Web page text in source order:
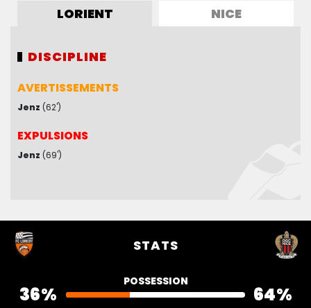
LORIENT NICE
DISCIPLINE
AVERTISSEMENTS
Jenz (62')
EXPULSIONS
Jenz (69')
DISCIPLINE
AVERTISSEMENTS
Kluivert(22')
EXPULSIONS
STATS
POSSESSION
36% 64%